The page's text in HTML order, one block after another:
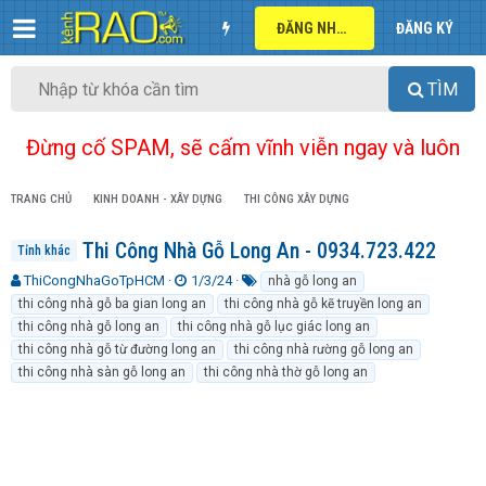
ĐĂNG NHẬP ĐĂNG KÝ
TÌM
Đừng cố SPAM, sẽ cấm vĩnh viễn ngay và luôn
TRANG CHỦ KINH DOANH - XÂY DỰNG THI CÔNG XÂY DỰNG
Tỉnh khác Thi Công Nhà Gỗ Long An - 0934.723.422
T
h
r
e
a
d
ThiCongNhaGoTpHCM
N
g
à
y
g
ử
1/3/24
ừ
k
h
ó
a
nhà gỗ long an
thi công nhà gỗ ba gian long an
thi công nhà gỗ kẽ truyền long an
thi công nhà gỗ long an
thi công nhà gỗ lục giác long an
thi công nhà gỗ từ đường long an
thi công nhà rường gỗ long an
thi công nhà sàn gỗ long an
thi công nhà thờ gỗ long an